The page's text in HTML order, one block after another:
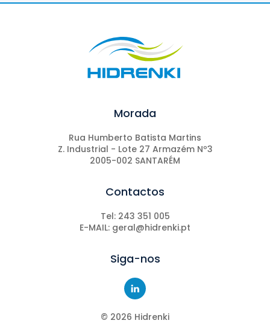
Morada
Rua Humberto Batista Martins
Z. Industrial - Lote 27 Armazém Nº3
2005-002 SANTARÉM
Contactos
Tel: 243 351 005
E-MAIL: geral@hidrenki.pt
Siga-nos
© 2026 Hidrenki